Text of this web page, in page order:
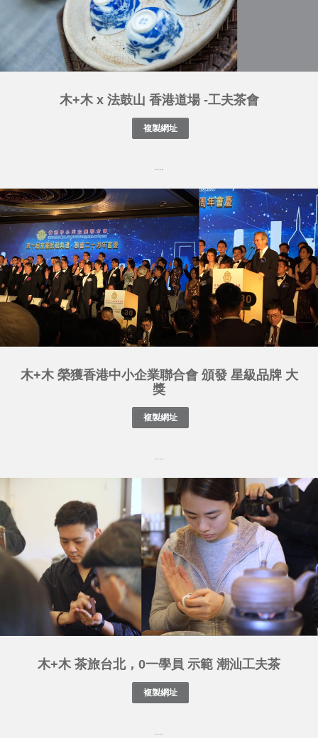
木+木 x 法鼓山 香港道場 -工夫茶會
....
木+木 榮獲香港中小企業聯合會 頒發 星級品牌 大
獎
....
木+木 茶旅台北，0一學員 示範 潮汕工夫茶
....